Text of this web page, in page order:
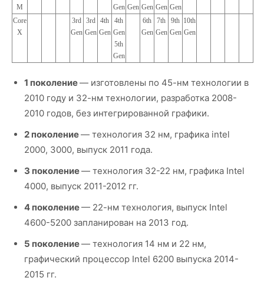
M
Gen Gen Gen Gen Gen
Core
X
3rd
Gen
3rd
Gen
4th
Gen
4th
Gen
5th
Gen
6th
Gen
7th
Gen
9th
Gen
10th
Gen
1 поколение— изготовлены по 45-нм технологии в
2010 году и 32-нм технологии, разработка 2008-
2010 годов, без интегрированной графики.
2 поколение— технология 32 нм, графика intel
2000, 3000, выпуск 2011 года.
3 поколение— технология 32-22 нм, графика Intel
4000, выпуск 2011-2012 гг.
4 поколение— 22-нм технология, выпуск Intel
4600-5200 запланирован на 2013 год.
5 поколение— технология 14 нм и 22 нм,
графический процессор Intel 6200 выпуска 2014-
2015 гг.